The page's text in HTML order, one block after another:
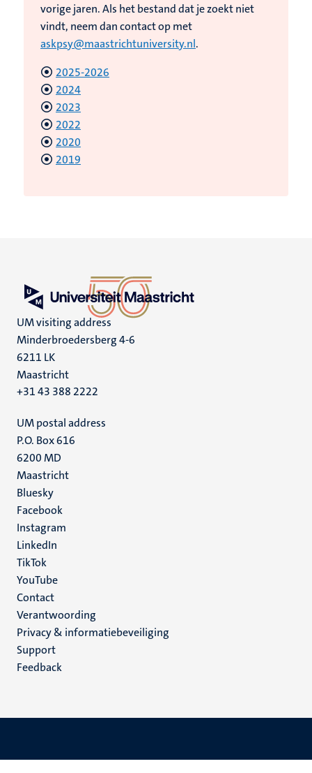
vorige jaren. Als het bestand dat je zoekt niet
vindt, neem dan contact op met
askpsy@maastrichtuniversity.nl.
2025-2026
2024
2023
2022
2020
2019
UM visiting address
Minderbroedersberg 4-6
6211 LK
Maastricht
+31 43 388 2222
UM postal address
P.O. Box 616
6200 MD
Maastricht
Social
media
Bluesky
Facebook
Instagram
LinkedIn
TikTok
YouTube
Menu
footer
(NL)
Contact
Verantwoording
Privacy & informatiebeveiliging
Support
Feedback